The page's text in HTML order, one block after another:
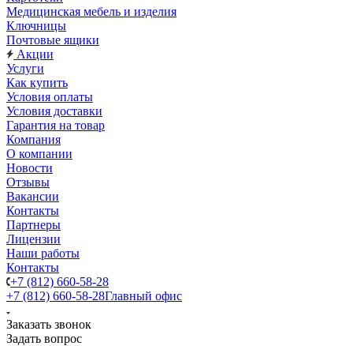
Медицинская мебель и изделия
Ключницы
Почтовые ящики
Акции
Услуги
Как купить
Условия оплаты
Условия доставки
Гарантия на товар
Компания
О компании
Новости
Отзывы
Вакансии
Контакты
Партнеры
Лицензии
Наши работы
Контакты
+7 (812) 660-58-28
+7 (812) 660-58-28Главный офис
Заказать звонок
Задать вопрос